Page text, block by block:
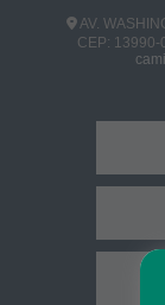
AV.
CEP: 13990-